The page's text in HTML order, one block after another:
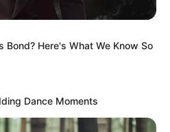
fueron desalojadas de un
humedal en Montería,
Bond? Here's What We Know So
Dance Moments